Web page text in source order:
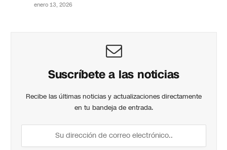
enero 13, 2026
Suscríbete a las noticias
Recibe las últimas noticias y actualizaciones directamente
en tu bandeja de entrada.